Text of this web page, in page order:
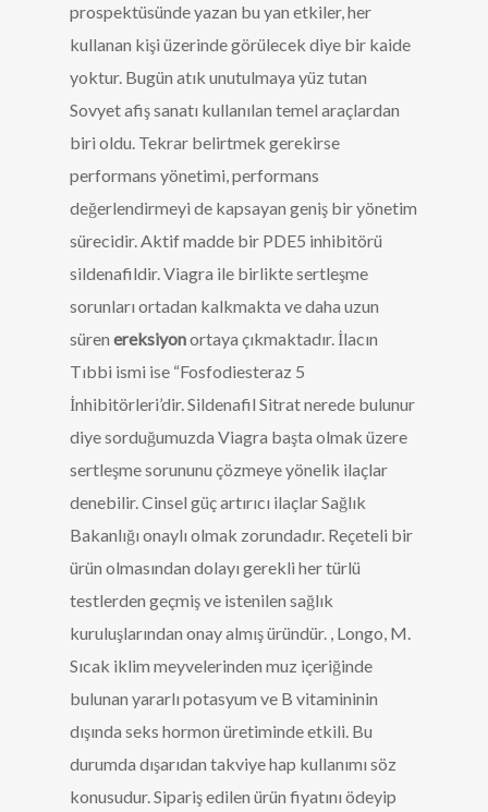
prospektüsünde yazan bu yan etkiler, her
kullanan kişi üzerinde görülecek diye bir kaide
yoktur. Bugün atık unutulmaya yüz tutan
Sovyet afiş sanatı kullanılan temel araçlardan
biri oldu. Tekrar belirtmek gerekirse
performans yönetimi, performans
değerlendirmeyi de kapsayan geniş bir yönetim
sürecidir. Aktif madde bir PDE5 inhibitörü
sildenafildir. Viagra ile birlikte sertleşme
sorunları ortadan kalkmakta ve daha uzun
süren ereksiyonortaya çıkmaktadır. İlacın
Tıbbi ismi ise “Fosfodiesteraz 5
İnhibitörleri’dir. Sildenafil Sitrat nerede bulunur
diye sorduğumuzda Viagra başta olmak üzere
sertleşme sorununu çözmeye yönelik ilaçlar
denebilir. Cinsel güç artırıcı ilaçlar Sağlık
Bakanlığı onaylı olmak zorundadır. Reçeteli bir
ürün olmasından dolayı gerekli her türlü
testlerden geçmiş ve istenilen sağlık
kuruluşlarından onay almış üründür. , Longo, M.
Sıcak iklim meyvelerinden muz içeriğinde
bulunan yararlı potasyum ve B vitamininin
dışında seks hormon üretiminde etkili. Bu
durumda dışarıdan takviye hap kullanımı söz
konusudur. Sipariş edilen ürün fiyatını ödeyip